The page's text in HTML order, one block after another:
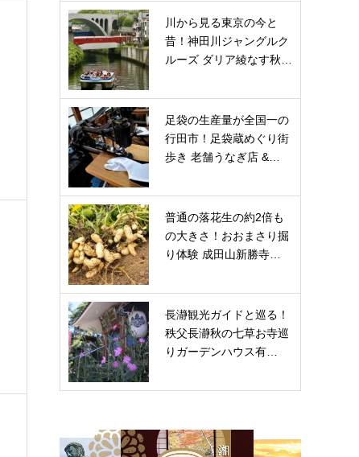
川から見る東京の今と
昔！神田川ジャングルク
ルーズ ダリア綾なす秋…
足袋の生産量が全国一の
行田市！足袋蔵めぐり街
歩き 老舗うなぎ店 &…
普通の落花生の約2倍も
の大きさ！おおまさり掘
り体験 成田山新勝寺…
長瀞観光ガイドと巡る！
秩父長瀞秋の七草お寺巡
りガーデンハウス有…